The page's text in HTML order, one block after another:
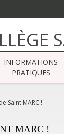
INFORMATIONS
PRATIQUES
Saint MARC !
MARC !